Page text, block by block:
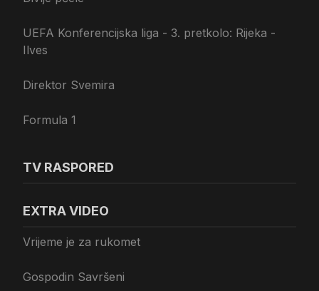
UEFA Konferencijska liga - 3. pretkolo: Rijeka -
Ilves
Direktor Svemira
Formula 1
TV RASPORED
EXTRA VIDEO
Vrijeme je za rukomet
Gospodin Savršeni